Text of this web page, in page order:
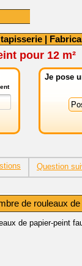
|
pour 12 m²
Je pose
Question
de rouleaux
de papier-peint